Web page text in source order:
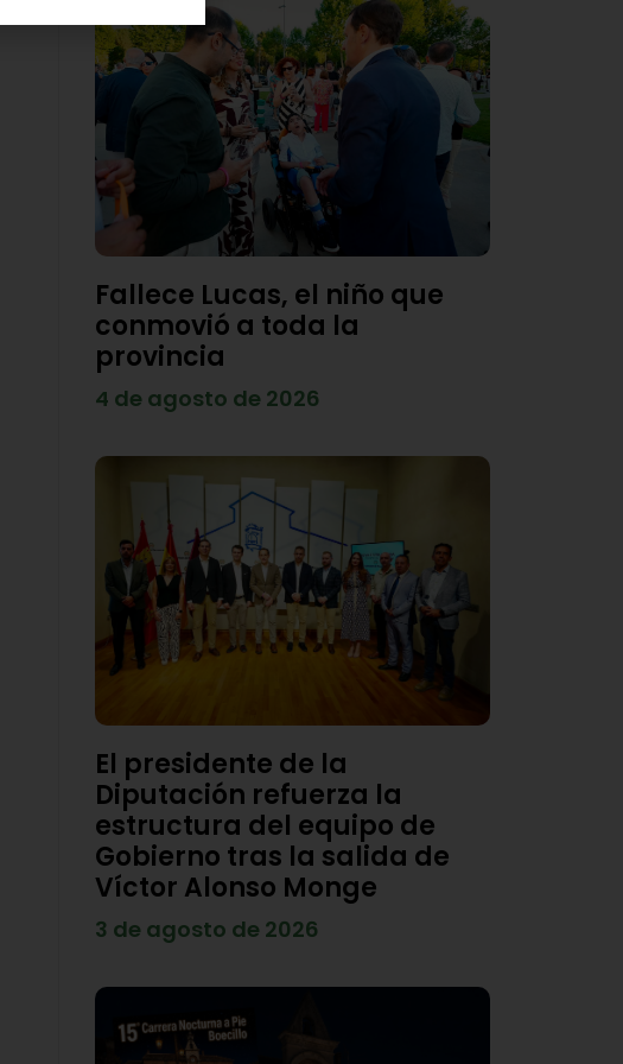
Fallece Lucas, el niño que
conmovió a toda la
provincia
4 de agosto de 2026
El presidente de la
Diputación refuerza la
estructura del equipo de
Gobierno tras la salida de
Víctor Alonso Monge
3 de agosto de 2026